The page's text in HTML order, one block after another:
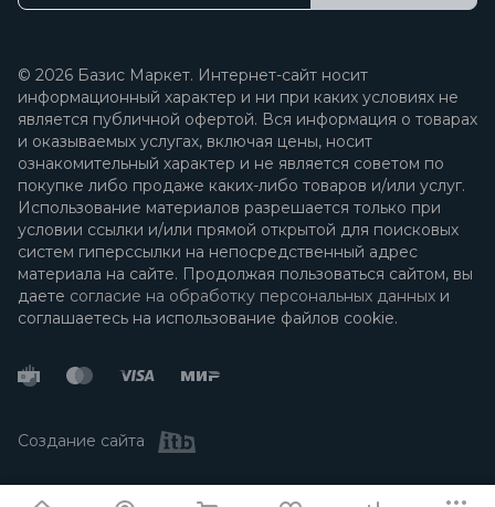
© 2026 Базис Маркет. Интернет-сайт носит
информационный характер и ни при каких условиях не
является публичной офертой. Вся информация о товарах
и оказываемых услугах, включая цены, носит
ознакомительный характер и не является советом по
покупке либо продаже каких-либо товаров и/или услуг.
Использование материалов разрешается только при
условии ссылки и/или прямой открытой для поисковых
систем гиперссылки на непосредственный адрес
материала на сайте. Продолжая пользоваться сайтом, вы
даете согласие на обработку персональных данных и
соглашаетесь на использование файлов cookie.
Создание сайта